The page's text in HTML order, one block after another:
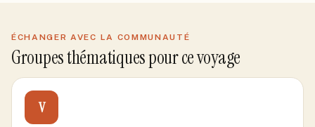
ÉCHANGER AVEC LA COMMUNAUTÉ
Groupes thématiques pour ce voyage
V